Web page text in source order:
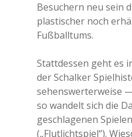
Besuchern neu sein
plastischer noch
Fußballtums.
Stattdessen geht es
der Schalker
sehenswerterweise
so wandelt sich die
geschlagenen
(„Flutlichtspiel“).